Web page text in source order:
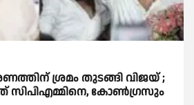
ശ്രമം തുടങ്ങി വിജയ് ;
സിപിഎമ്മിനെ, കോണ്‍ഗ്രസും